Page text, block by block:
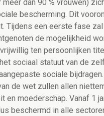
dan 90 % vrouwen)
bescherming. Dit
Tijdens een eerste fase zal
de mogelijkheid
ten persoonlijken
sociaal statuut van de
sociale
de wet zullen allen
en moederschap. Vanaf 1
beschermd in alle